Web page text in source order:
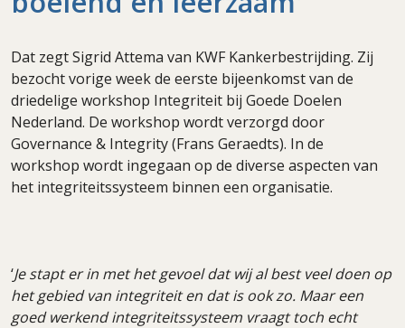
Dat zegt Sigrid Attema van KWF Kankerbestrijding. Zij
bezocht vorige week de eerste bijeenkomst van de
driedelige workshop Integriteit bij Goede Doelen
Nederland. De workshop wordt verzorgd door
Governance & Integrity (Frans Geraedts). In de
workshop wordt ingegaan op de diverse aspecten van
het integriteitssysteem binnen een organisatie.
‘Je stapt er in met het gevoel dat wij al best veel doen op
het gebied van integriteit en dat is ook zo. Maar een
goed werkend integriteitssysteem vraagt toch echt